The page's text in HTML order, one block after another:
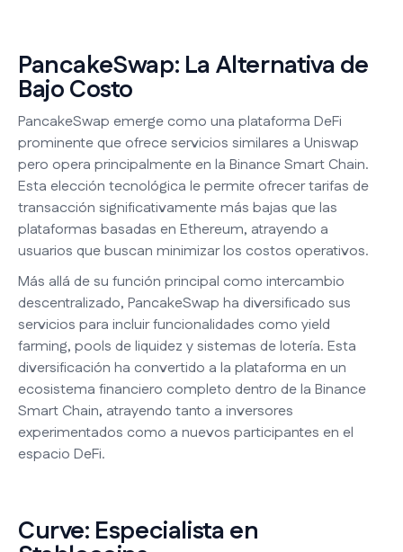
PancakeSwap: La Alternativa de
Bajo Costo
PancakeSwap emerge como una plataforma DeFi
prominente que ofrece servicios similares a Uniswap
pero opera principalmente en la Binance Smart Chain.
Esta elección tecnológica le permite ofrecer tarifas de
transacción significativamente más bajas que las
plataformas basadas en Ethereum, atrayendo a
usuarios que buscan minimizar los costos operativos.
Más allá de su función principal como intercambio
descentralizado, PancakeSwap ha diversificado sus
servicios para incluir funcionalidades como yield
farming, pools de liquidez y sistemas de lotería. Esta
diversificación ha convertido a la plataforma en un
ecosistema financiero completo dentro de la Binance
Smart Chain, atrayendo tanto a inversores
experimentados como a nuevos participantes en el
espacio DeFi.
Curve: Especialista en